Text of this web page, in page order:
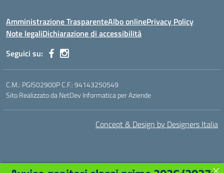
Amministrazione TrasparenteAlbo onlinePrivacy Policy
Note legaliDichiarazione di accessibilità
Seguici su:
C.M.: PGIS02900P C.F.: 94143250549
Sito Realizzato da NetDev Informatica per Aziende
Concept & Design by Designers Italia